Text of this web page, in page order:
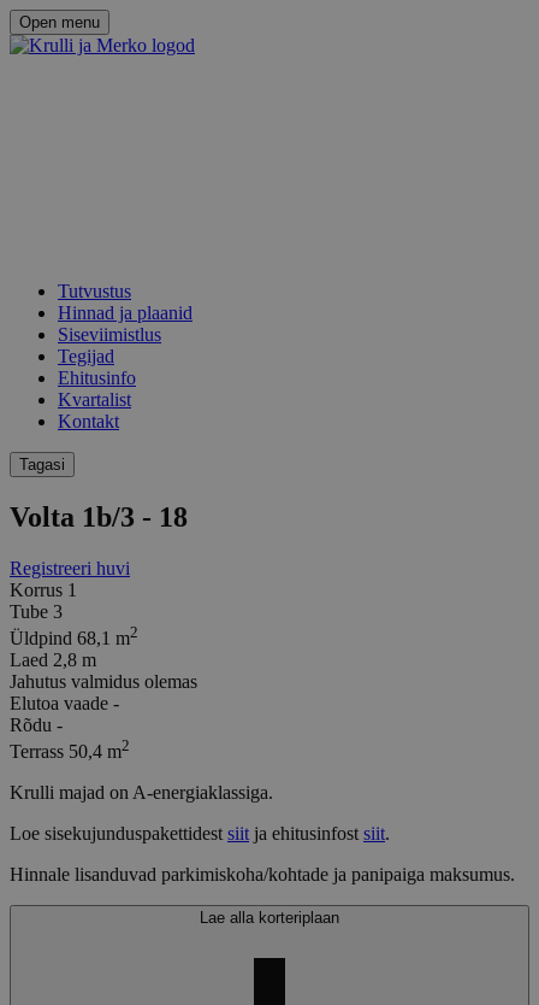
Open menu
Tutvustus
Hinnad ja plaanid
Siseviimistlus
Tegijad
Ehitusinfo
Kvartalist
Kontakt
Tagasi
Volta 1b/3 - 18
Registreeri huvi
Korrus 1
Tube 3
Üldpind 68,1 m2
Laed 2,8 m
Jahutus valmidus olemas
Elutoa vaade -
Rõdu -
Terrass 50,4 m2
Krulli majad on A-energiaklassiga.
Loe sisekujunduspakettidestsiitja ehitusinfostsiit.
Hinnale lisanduvad parkimiskoha/kohtade ja panipaiga maksumus.
Lae alla korteriplaan